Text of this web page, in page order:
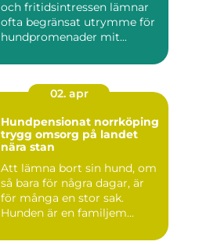
och fritidsintressen lämnar
ofta begränsat utrymme för
hundpromenader mit...
02. apr
Hundpensionat norrköping
trygg omsorg på landet
nära stan
Att lämna bort sin hund, om
så bara för några dagar, är
för många en stor sak.
Hunden är en familjem...